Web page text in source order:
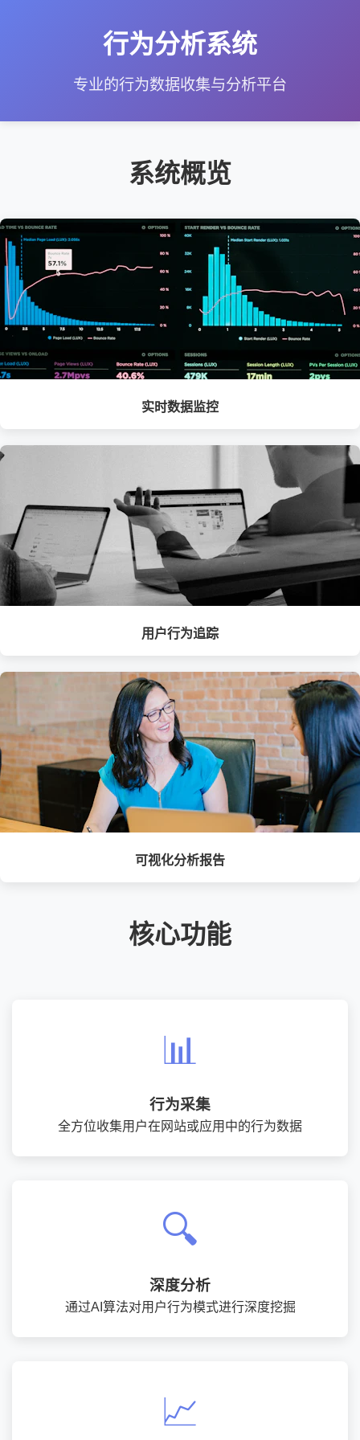
行为分析系统
专业的行为数据收集与分析平台
系统概览
实时数据监控
用户行为追踪
可视化分析报告
核心功能
📊
行为采集
全方位收集用户在网站或应用中的行为数据
🔍
深度分析
通过AI算法对用户行为模式进行深度挖掘
📈